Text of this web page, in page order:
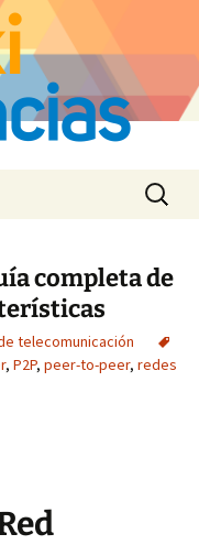
Buscar:
completa de
telecomunicación
, P2P, peer-to-peer, redes